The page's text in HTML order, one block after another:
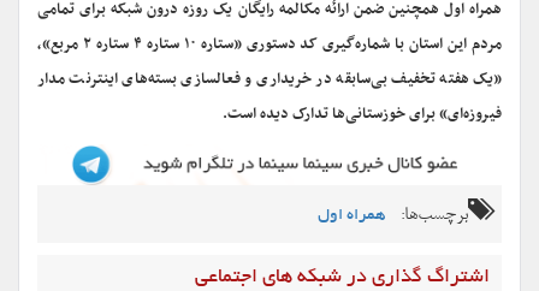
همراه اول همچنین ضمن ارائه مکالمه رایگان یک روزه درون شبکه برای تمامی
مردم این استان با شماره‌گیری کد دستوری «ستاره ۱۰ ستاره ۴ ستاره ۲ مربع»،
«یک هفته تخفیف بی‌سابقه در خریداری و فعالسازی بسته‌های اینترنت مدار
فیروزه‌ای» برای خوزستانی‌ها تدارک دیده است.
برچسب‌ها: همراه اول
اشتراگ گذاری در شبکه های اجتماعی